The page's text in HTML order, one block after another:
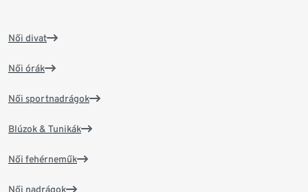
Női divat
Női órák
Női sportnadrágok
Blúzok & Tunikák
Női fehérneműk
Női nadrágok